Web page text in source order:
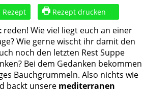
Rezept drucken
reden! Wie viel liegt euch an einer
Wie gerne wischt ihr damit den
noch den letzten Rest Suppe
Bei dem Gedanken bekommen
Bauchgrummeln. Also nichts wie
backt unsere mediterranen